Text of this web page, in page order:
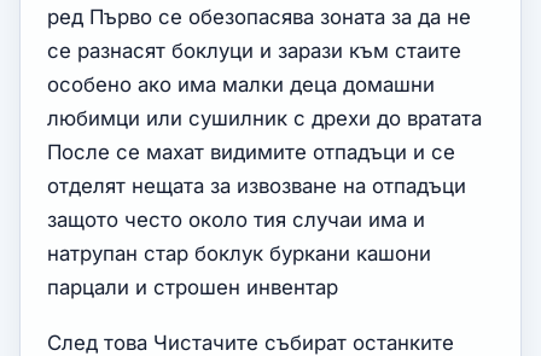
ред Първо се обезопасява зоната за да не
се разнасят боклуци и зарази към стаите
особено ако има малки деца домашни
любимци или сушилник с дрехи до вратата
После се махат видимите отпадъци и се
отделят нещата за извозване на отпадъци
защото често около тия случаи има и
натрупан стар боклук буркани кашони
парцали и строшен инвентар
След това Чистачите събират останките